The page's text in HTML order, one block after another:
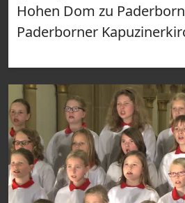
Hohen Dom zu
Paderborner